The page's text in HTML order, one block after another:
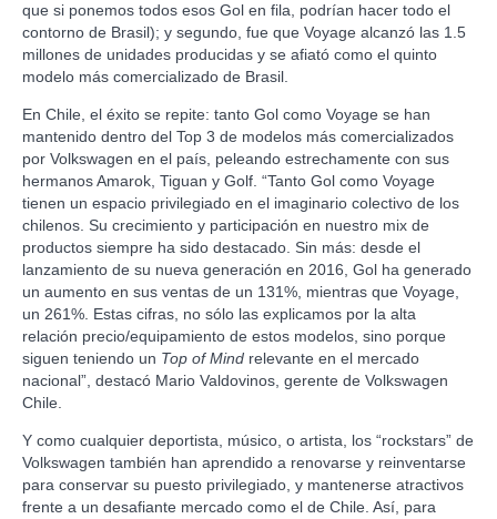
que si ponemos todos esos Gol en fila, podrían hacer todo el
contorno de Brasil); y segundo, fue que Voyage alcanzó las 1.5
millones de unidades producidas y se afiató como el quinto
modelo más comercializado de Brasil.
En Chile, el éxito se repite: tanto Gol como Voyage se han
mantenido dentro del Top 3 de modelos más comercializados
por Volkswagen en el país, peleando estrechamente con sus
hermanos Amarok, Tiguan y Golf. “Tanto Gol como Voyage
tienen un espacio privilegiado en el imaginario colectivo de los
chilenos. Su crecimiento y participación en nuestro mix de
productos siempre ha sido destacado. Sin más: desde el
lanzamiento de su nueva generación en 2016, Gol ha generado
un aumento en sus ventas de un 131%, mientras que Voyage,
un 261%. Estas cifras, no sólo las explicamos por la alta
relación precio/equipamiento de estos modelos, sino porque
siguen teniendo un Top of Mind relevante en el mercado
nacional”, destacó Mario Valdovinos, gerente de Volkswagen
Chile.
Y como cualquier deportista, músico, o artista, los “rockstars” de
Volkswagen también han aprendido a renovarse y reinventarse
para conservar su puesto privilegiado, y mantenerse atractivos
frente a un desafiante mercado como el de Chile. Así, para